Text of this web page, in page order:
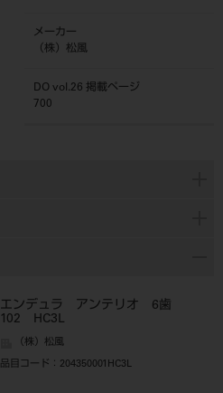
メーカー
（株）松風
DO vol.26 掲載ページ
700
エンデュラ アンテリオ 6歯
102 HC3L
（株）松風
品目コード ：204350001HC3L